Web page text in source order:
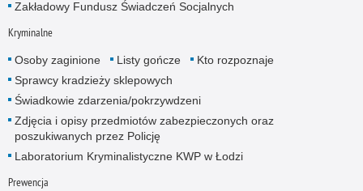
Zakładowy Fundusz Świadczeń Socjalnych
Kryminalne
Osoby zaginione Listy gończe
Kto rozpoznaje
Sprawcy kradzieży sklepowych
Świadkowie zdarzenia/pokrzywdzeni
Zdjęcia i opisy przedmiotów zabezpieczonych oraz
poszukiwanych przez Policję
Laboratorium Kryminalistyczne KWP w Łodzi
Prewencja